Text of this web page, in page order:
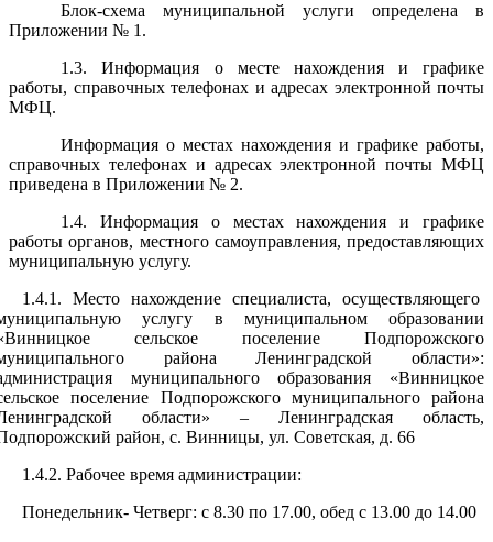
Блок-схема муниципальной услуги определена в
Приложении № 1.
1.3. Информация о месте нахождения и графике
работы, справочных телефонах и адресах электронной почты
МФЦ.
Информация о местах нахождения и графике работы,
справочных телефонах и адресах электронной почты МФЦ
приведена в Приложении № 2.
1.4. Информация о местах нахождения и графике
работы органов, местного самоуправления, предоставляющих
муниципальную услугу.
1.4.1. Место нахождение специалиста, осуществляющего
услугу в муниципальном образовании
сельское поселение Подпорожского
района Ленинградской области»:
муниципального образования «Винницкое
поселение Подпорожского муниципального района
области» – Ленинградская область,
район, с. Винницы, ул. Советская, д. 66
1.4.2. Рабочее время администрации:
Понедельник- Четверг: с 8.30 по 17.00, обед с 13.00 до 14.00